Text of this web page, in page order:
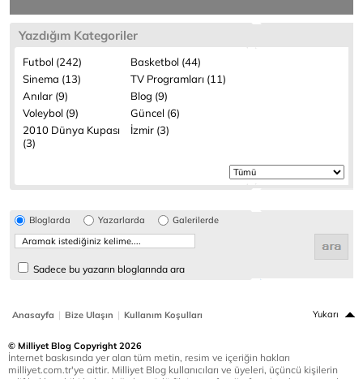
Yazdığım Kategoriler
Futbol (242)
Basketbol (44)
Sinema (13)
TV Programları (11)
Anılar (9)
Blog (9)
Voleybol (9)
Güncel (6)
2010 Dünya Kupası
(3)
İzmir (3)
Bloglarda Yazarlarda Galerilerde
Sadece bu yazarın bloglarında ara
Anasayfa | Bize Ulaşın | Kullanım Koşulları Yukarı
© Milliyet Blog Copyright 2026
İnternet baskısında yer alan tüm metin, resim ve içeriğin hakları
milliyet.com.tr'ye aittir. Milliyet Blog kullanıcıları ve üyeleri, üçüncü kişilerin